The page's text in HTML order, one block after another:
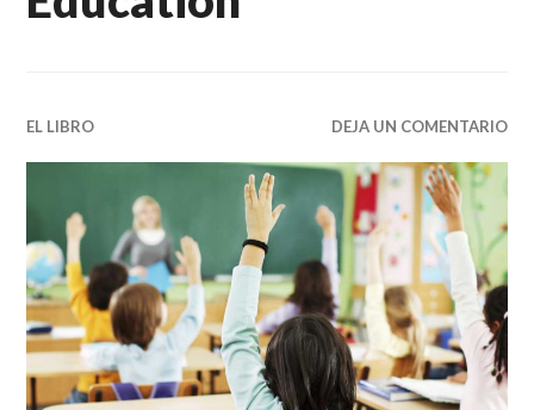
EL LIBRO DEJA UN COMENTARIO